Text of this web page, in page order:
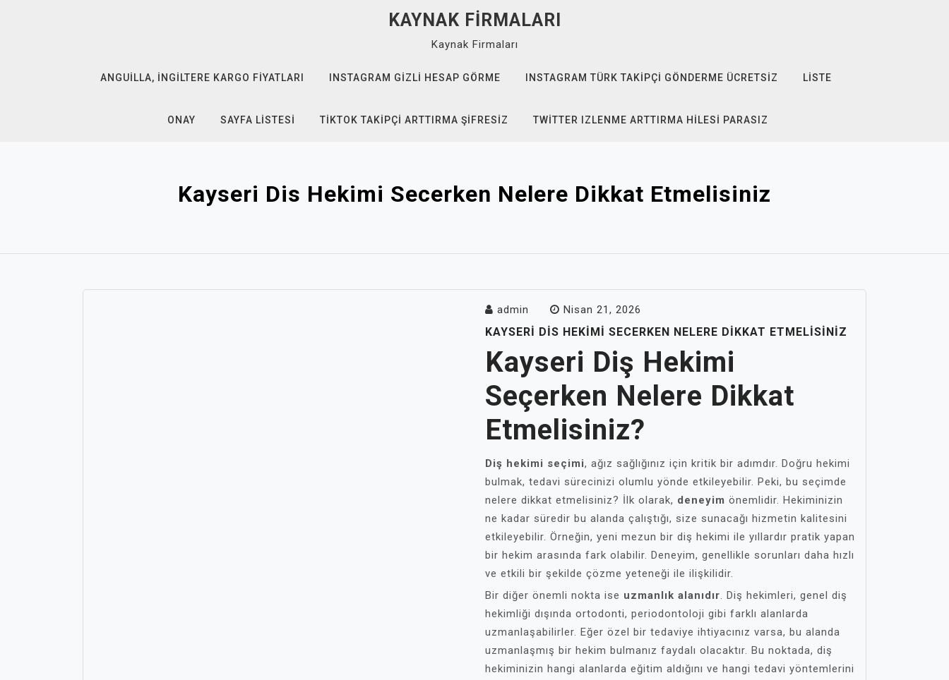
KAYNAK FIRMALARI
Kaynak Firmaları
ANGUILLA, İNGILTERE KARGO FIYATLARI INSTAGRAM GIZLI HESAP GÖRME INSTAGRAM TÜRK TAKIPÇI GÖNDERME ÜCRETSIZ LISTE
ONAY SAYFA LISTESI TIKTOK TAKIPÇI ARTTIRMA ŞIFRESIZ TWITTER IZLENME ARTTIRMA HILESI PARASIZ
Kayseri Dis Hekimi Secerken Nelere Dikkat Etmelisiniz
admin Nisan 21, 2026
KAYSERI DIS HEKIMI SECERKEN NELERE DIKKAT ETMELISINIZ
Kayseri Diş Hekimi
Seçerken Nelere Dikkat
Etmelisiniz?
Diş hekimi seçimi, ağız sağlığınız için kritik bir adımdır. Doğru hekimi
bulmak, tedavi sürecinizi olumlu yönde etkileyebilir. Peki, bu seçimde
nelere dikkat etmelisiniz? İlk olarak, deneyim önemlidir. Hekiminizin
ne kadar süredir bu alanda çalıştığı, size sunacağı hizmetin kalitesini
etkileyebilir. Örneğin, yeni mezun bir diş hekimi ile yıllardır pratik yapan
bir hekim arasında fark olabilir. Deneyim, genellikle sorunları daha hızlı
ve etkili bir şekilde çözme yeteneği ile ilişkilidir.
Bir diğer önemli nokta ise uzmanlık alanıdır. Diş hekimleri, genel diş
hekimliği dışında ortodonti, periodontoloji gibi farklı alanlarda
uzmanlaşabilirler. Eğer özel bir tedaviye ihtiyacınız varsa, bu alanda
uzmanlaşmış bir hekim bulmanız faydalı olacaktır. Bu noktada, diş
hekiminizin hangi alanlarda eğitim aldığını ve hangi tedavi yöntemlerini